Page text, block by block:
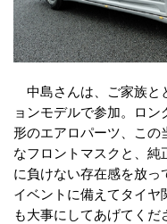
中島さんは、ご家族と
ョンモデルで参加。ロ
形のエアロパーツ、この
なフロントマスクと、
に負けない存在感を放
イベントに備えてタイ
も大事にしてあげてくだ